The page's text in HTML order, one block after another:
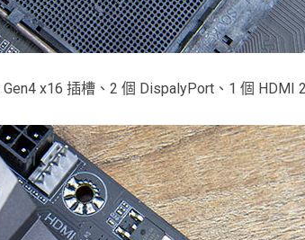
x16 插槽、2 個 DispalyPort、1 個 HDMI